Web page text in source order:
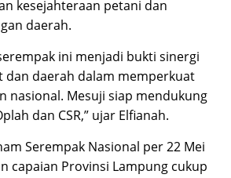
kesejahteraan petani dan
daerah.
ini menjadi bukti sinergi
dan daerah dalam memperkuat
nasional. Mesuji siap mendukung
dan CSR,” ujar Elfianah.
Serempak Nasional per 22 Mei
capaian Provinsi Lampung cukup